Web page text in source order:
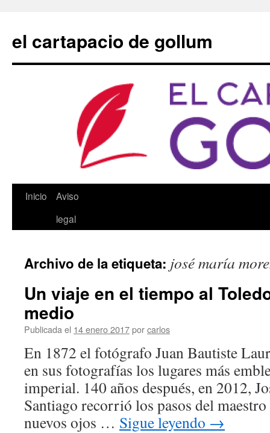
contenido
el cartapacio de gollum
Inicio
Aviso
legal
Archivo de la etiqueta: josé maría
Un viaje en el tiempo al
medio
Publicada el 14 enero 2017porcarlos
En 1872 el fotógrafo Juan Bautiste
en sus fotografías los lugares más
imperial. 140 años después, en 2012,
Santiago recorrió los pasos del
nuevos ojos … Sigue leyendo →